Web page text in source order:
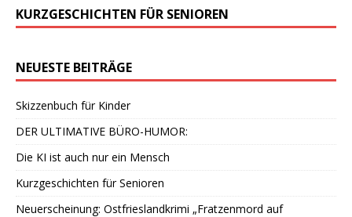
KURZGESCHICHTEN FÜR SENIOREN
NEUESTE BEITRÄGE
Skizzenbuch für Kinder
DER ULTIMATIVE BÜRO-HUMOR:
Die KI ist auch nur ein Mensch
Kurzgeschichten für Senioren
Neuerscheinung: Ostfrieslandkrimi „Fratzenmord auf